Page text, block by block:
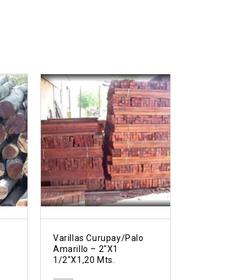
Varillas Curupay/Palo
Amarillo – 2″x1
1/2″x1,20 Mts.